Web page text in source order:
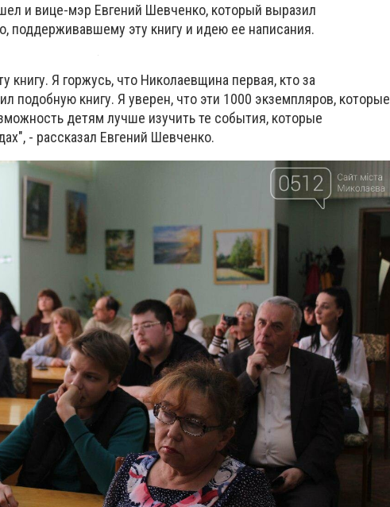
и вице-мэр Евгений Шевченко, который выразил
поддерживавшему эту книгу и идею ее написания.
книгу. Я горжусь, что Николаевщина первая, кто за
подобную книгу. Я уверен, что эти 1000 экземпляров, которые
детям лучше изучить те события, которые
- рассказал Евгений Шевченко.